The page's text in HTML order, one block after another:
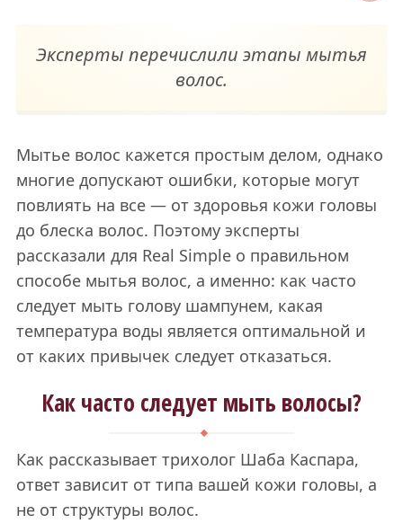
Эксперты перечислили этапы мытья
волос.
Мытье волос кажется простым делом, однако
многие допускают ошибки, которые могут
повлиять на все — от здоровья кожи головы
до блеска волос. Поэтому эксперты
рассказали для Real Simple о правильном
способе мытья волос, а именно: как часто
следует мыть голову шампунем, какая
температура воды является оптимальной и
от каких привычек следует отказаться.
Как часто следует мыть волосы?
Как рассказывает трихолог Шаба Каспара,
ответ зависит от типа вашей кожи головы, а
не от структуры волос.